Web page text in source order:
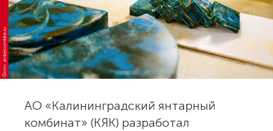
Фото: ambercombine.ru
АО «Калининградский янтарный
комбинат» (КЯК) разработал